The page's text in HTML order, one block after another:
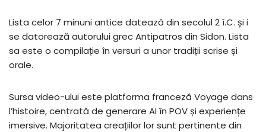
Lista celor 7 minuni antice datează din secolul 2 î.C. și i
se datorează autorului grec Antipatros din Sidon. Lista
sa este o compilație în versuri a unor tradiții scrise și
orale.
Sursa video-ului este platforma franceză Voyage dans
l’histoire, centrată de generare AI în POV și experiențe
imersive. Majoritatea creațiilor lor sunt pertinente din